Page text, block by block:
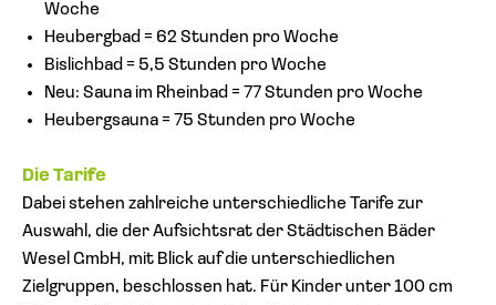
Woche
Heubergbad = 62 Stunden pro Woche
Bislichbad = 5,5 Stunden pro Woche
Neu: Sauna im Rheinbad = 77 Stunden pro Woche
Heubergsauna = 75 Stunden pro Woche
Die Tarife
Dabei stehen zahlreiche unterschiedliche Tarife zur
Auswahl, die der Aufsichtsrat der Städtischen Bäder
Wesel GmbH, mit Blick auf die unterschiedlichen
Zielgruppen, beschlossen hat. Für Kinder unter 100 cm